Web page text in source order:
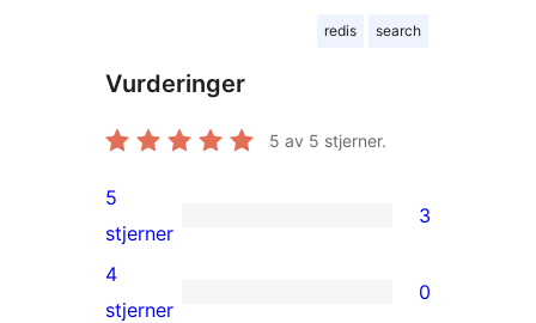
redis search
Vurderinger
5 av 5 stjerner.
3
5-
star
5
stjerner
3
0
4
stjerner
0